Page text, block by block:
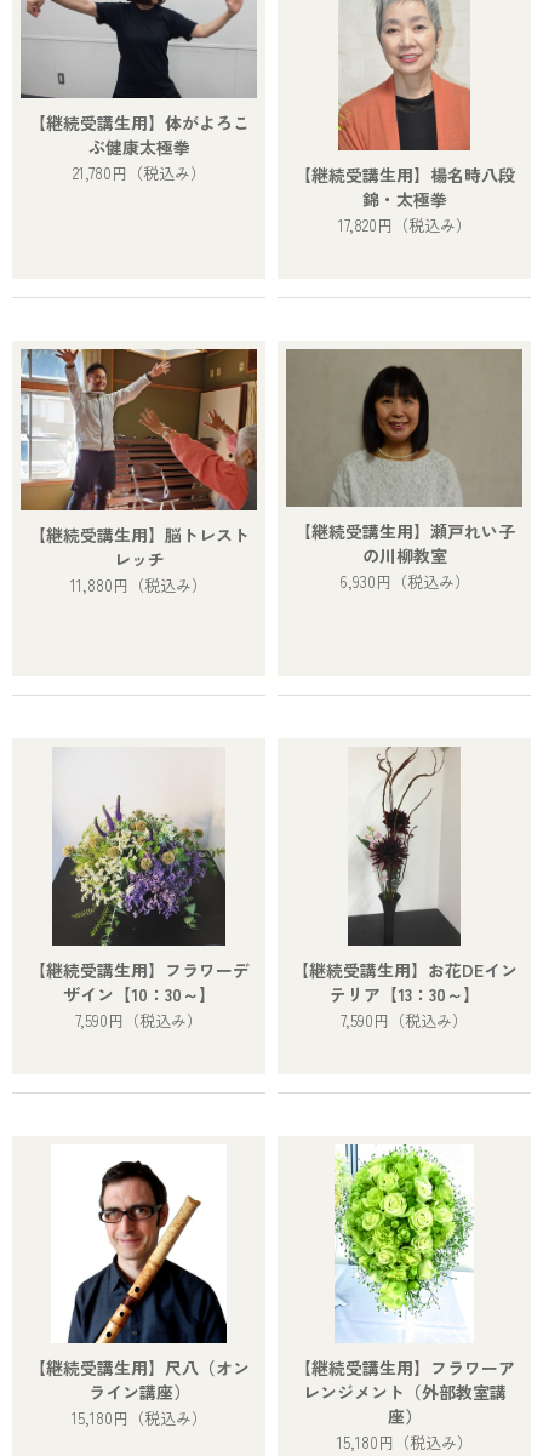
【継続受講生用】体がよろこ
ぶ健康太極拳
21,780円 （税込み）
【継続受講生用】楊名時八段
錦・太極拳
17,820円 （税込み）
【継続受講生用】脳トレスト
レッチ
11,880円 （税込み）
【継続受講生用】瀬戸れい子
の川柳教室
6,930円 （税込み）
【継続受講生用】フラワーデ
ザイン【10：30～】
7,590円 （税込み）
【継続受講生用】お花DEイン
テリア【13：30～】
7,590円 （税込み）
【継続受講生用】尺八（オン
ライン講座）
15,180円 （税込み）
【継続受講生用】フラワーア
レンジメント（外部教室講
座）
15,180円 （税込み）